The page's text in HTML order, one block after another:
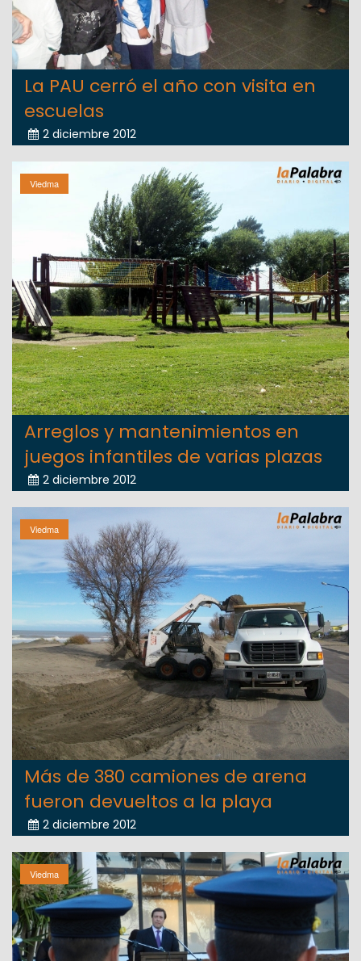
La PAU cerró el año con visita en
escuelas
2 diciembre 2012
Viedma
Arreglos y mantenimientos en
juegos infantiles de varias plazas
2 diciembre 2012
Viedma
Más de 380 camiones de arena
fueron devueltos a la playa
2 diciembre 2012
Viedma